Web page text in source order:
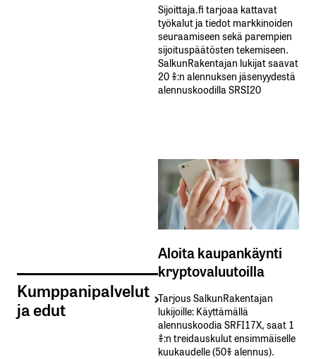
Kumppanipalvelut
ja edut
Sijoittaja.fi tarjoaa kattavat
työkalut ja tiedot markkinoiden
seuraamiseen sekä parempien
sijoituspäätösten tekemiseen.
SalkunRakentajan lukijat saavat
20 %:n alennuksen jäsenyydestä
alennuskoodilla SRSI20
Aloita kaupankäynti
kryptovaluutoilla
Tarjous SalkunRakentajan
lukijoille: Käyttämällä​ ​
alennuskoodia​ ​SRFI17X,​ ​saat​ ​1
%:n treidauskulut​ ​ensimmäiselle​ ​
kuukaudelle​ ​(50%​ ​alennus).